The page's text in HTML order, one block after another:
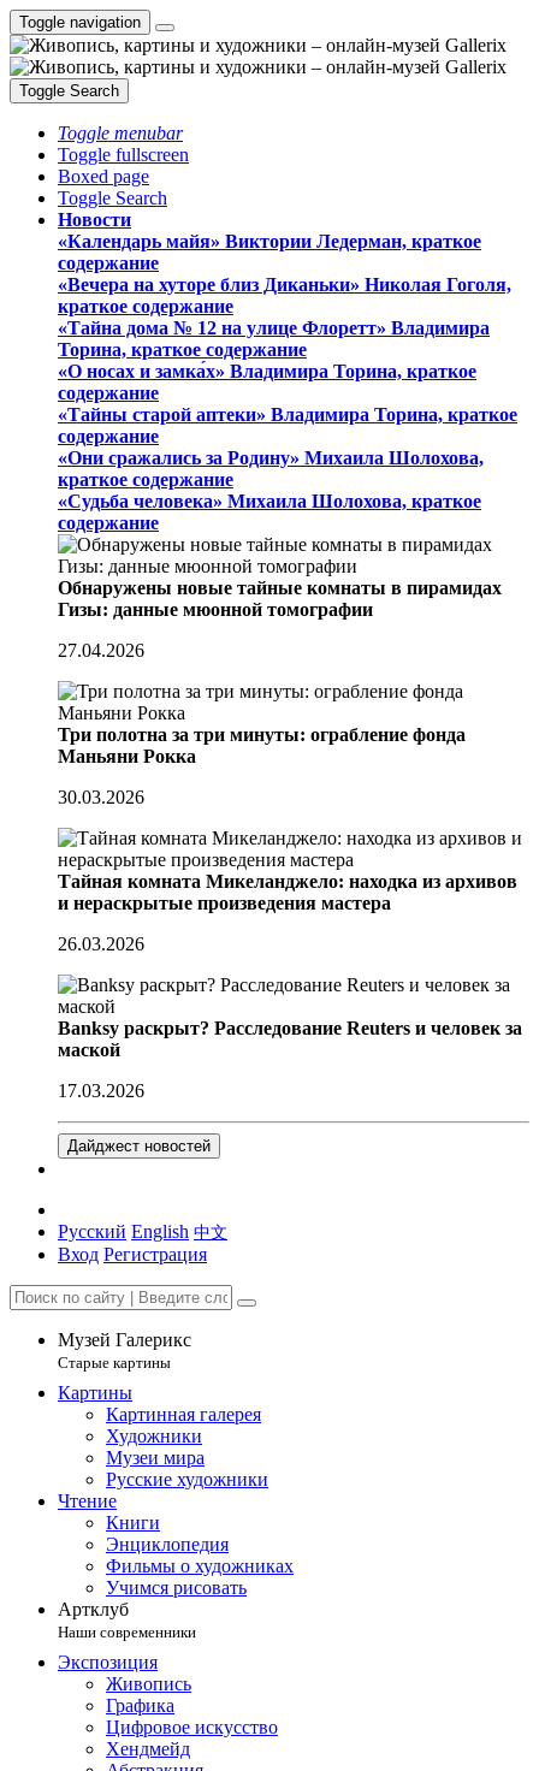
Toggle navigation
Toggle Search
Toggle menubar
Toggle fullscreen
Boxed page
Toggle Search
Новости
«Календарь майя» Виктории Ледерман, краткое
содержание
«Вечера на хуторе близ Диканьки» Николая Гоголя,
краткое содержание
«Тайна дома № 12 на улице Флоретт» Владимира
Торина, краткое содержание
«О носах и замка́х» Владимира Торина, краткое
содержание
«Тайны старой аптеки» Владимира Торина, краткое
содержание
«Они сражались за Родину» Михаила Шолохова,
краткое содержание
«Судьба человека» Михаила Шолохова, краткое
содержание
Обнаружены новые тайные комнаты в пирамидах
Гизы: данные мюонной томографии
27.04.2026
Три полотна за три минуты: ограбление фонда
Маньяни Рокка
30.03.2026
Тайная комната Микеланджело: находка из архивов
и нераскрытые произведения мастера
26.03.2026
Banksy раскрыт? Расследование Reuters и человек за
маской
17.03.2026
Дайджест новостей
Русский English 中文
Вход Регистрация
Музей Галерикс
Старые картины
Картины
Картинная галерея
Художники
Музеи мира
Русские художники
Чтение
Книги
Энциклопедия
Фильмы о художниках
Учимся рисовать
Артклуб
Наши современники
Экспозиция
Живопись
Графика
Цифровое искусство
Хендмейд